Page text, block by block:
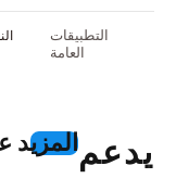
التطبيقات
العامة
يدعمالمزيد